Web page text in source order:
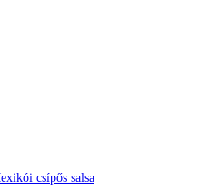
csípős salsa